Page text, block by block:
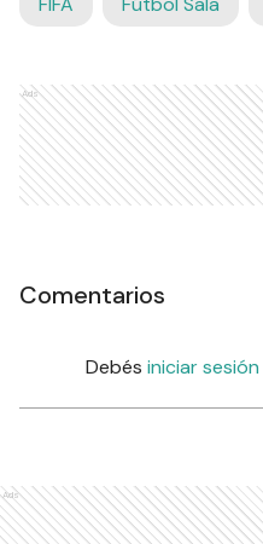
Ads
Comentarios
Debés iniciar sesión
Ads